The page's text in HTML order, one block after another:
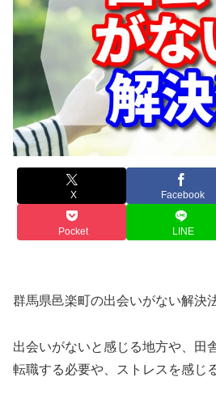
X Facebook
Pocket LINE
群馬県邑楽町の出会いがない解決
出会いがないと感じる地方や、田
転職する必要や、ストレスを感じ